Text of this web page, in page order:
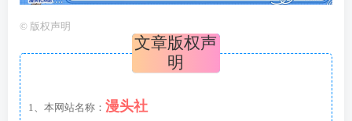
© 版权声明
文章版权声
明
1、本网站名称： 漫头社